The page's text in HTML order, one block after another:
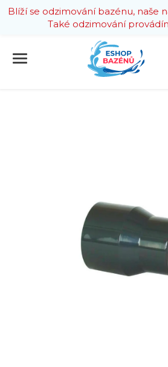
Blíží se odzimování bazénu, naše
Také odzimování